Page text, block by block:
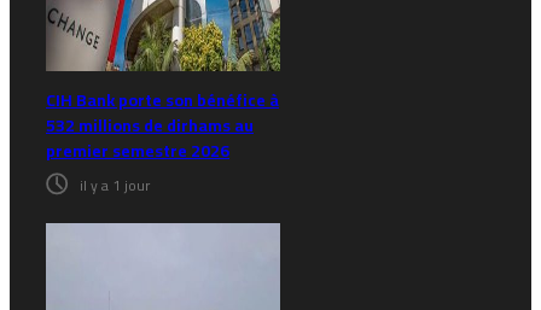
CIH Bank porte son bénéfice à
532 millions de dirhams au
premier semestre 2026
il y a 1 jour